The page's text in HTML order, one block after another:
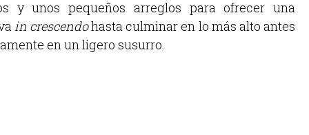
y unos pequeños arreglos para ofrecer una
in crescendohasta culminar en lo más alto antes
en un ligero susurro.